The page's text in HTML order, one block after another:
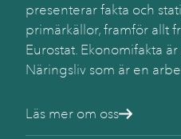
presenterar fakta och
primärkällor, framför allt
Eurostat. Ekonomifakta
Näringsliv som är en
Läs mer om oss